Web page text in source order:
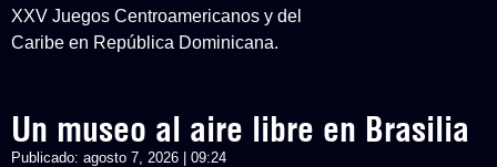
XXV Juegos Centroamericanos y del
Caribe en República Dominicana.
Un museo al aire libre en Brasilia
Publicado: agosto 7, 2026 | 09:24